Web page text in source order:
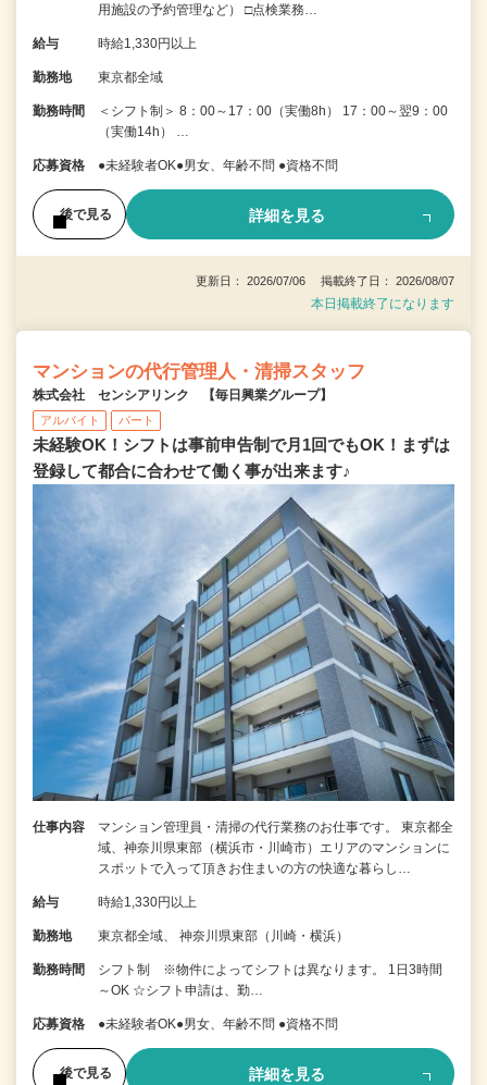
用施設の予約管理など） □点検業務…
給与 時給1,330円以上
勤務地 東京都全域
勤務時間
＜シフト制＞ 8：00～17：00（実働8h） 17：00～翌9：00
（実働14h） …
応募資格 ●未経験者OK●男女、年齢不問 ●資格不問
後で見る 詳細を見る
更新日： 2026/07/06 掲載終了日： 2026/08/07
本日掲載終了になります
マンションの代行管理人・清掃スタッフ
株式会社 センシアリンク 【毎日興業グループ】
アルバイト パート
未経験OK！シフトは事前申告制で月1回でもOK！まずは
登録して都合に合わせて働く事が出来ます♪
仕事内容
マンション管理員・清掃の代行業務のお仕事です。 東京都全
域、神奈川県東部（横浜市・川崎市）エリアのマンションに
スポットで入って頂きお住まいの方の快適な暮らし…
給与 時給1,330円以上
勤務地 東京都全域、 神奈川県東部（川崎・横浜）
勤務時間
シフト制 ※物件によってシフトは異なります。 1日3時間
～OK ☆シフト申請は、勤…
応募資格 ●未経験者OK●男女、年齢不問 ●資格不問
後で見る 詳細を見る